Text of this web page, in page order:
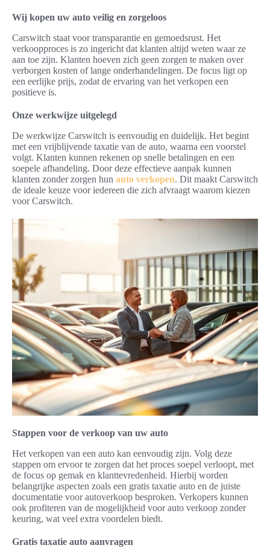
Wij kopen uw auto veilig en zorgeloos
Carswitch staat voor transparantie en gemoedsrust. Het
verkoopproces is zo ingericht dat klanten altijd weten waar ze
aan toe zijn. Klanten hoeven zich geen zorgen te maken over
verborgen kosten of lange onderhandelingen. De focus ligt op
een eerlijke prijs, zodat de ervaring van het verkopen een
positieve is.
Onze werkwijze uitgelegd
De werkwijze Carswitch is eenvoudig en duidelijk. Het begint
met een vrijblijvende taxatie van de auto, waarna een voorstel
volgt. Klanten kunnen rekenen op snelle betalingen en een
soepele afhandeling. Door deze effectieve aanpak kunnen
klanten zonder zorgen hun auto verkopen. Dit maakt Carswitch
de ideale keuze voor iedereen die zich afvraagt waarom kiezen
voor Carswitch.
Stappen voor de verkoop van uw auto
Het verkopen van een auto kan eenvoudig zijn. Volg deze
stappen om ervoor te zorgen dat het proces soepel verloopt, met
de focus op gemak en klanttevredenheid. Hierbij worden
belangrijke aspecten zoals een gratis taxatie auto en de juiste
documentatie voor autoverkoop besproken. Verkopers kunnen
ook profiteren van de mogelijkheid voor auto verkoop zonder
keuring, wat veel extra voordelen biedt.
Gratis taxatie auto aanvragen